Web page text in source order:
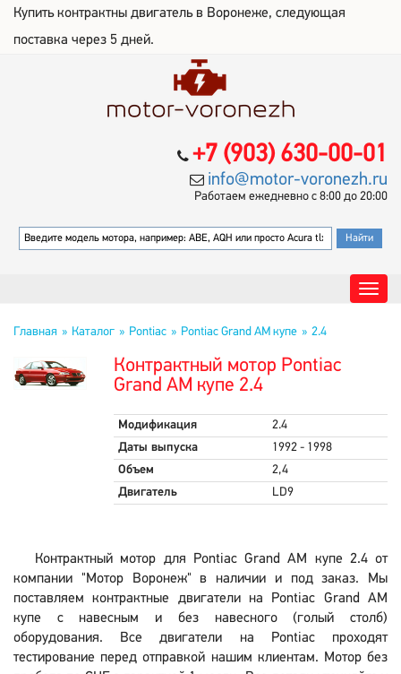
Купить контрактны двигатель в Воронеже, следующая
поставка через 5 дней.
+7 (903) 630-00-01
info@motor-voronezh.ru
Работаем ежедневно с 8:00 до 20:00
Главная Каталог Pontiac Pontiac Grand AM купе 2.4
Контрактный мотор Pontiac
Grand AM купе 2.4
Модификация
2.4
Даты выпуска
1992 - 1998
Объем
2,4
Двигатель
LD9
Контрактный мотор для Pontiac Grand AM купе 2.4 от
компании "Мотор Воронеж" в наличии и под заказ. Мы
поставляем контрактные двигатели на Pontiac Grand AM
купе с навесным и без навесного (голый столб)
оборудования. Все двигатели на Pontiac проходят
тестирование перед отправкой нашим клиентам. Мотор без